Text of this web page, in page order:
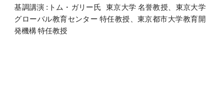
基調講演 :トム・ガリー氏 東京大学 名誉教授、東京大学
グローバル教育センター 特任教授、東京都市大学教育開
発機構 特任教授